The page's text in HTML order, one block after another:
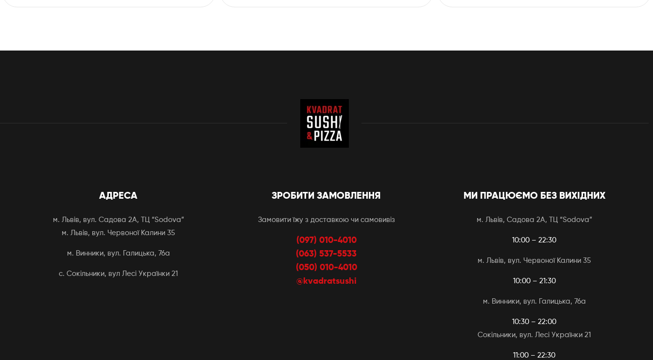
АДРЕСА
м. Львів, вул. Садова 2А, ТЦ “Sodova”
м. Львів, вул. Червоної Калини 35
м. Винники, вул. Галицька, 76а
с. Сокільники, вул Лесі Українки 21
ЗРОБИТИ ЗАМОВЛЕННЯ
Замовити їжу з доставкою чи самовивіз
(097) 010-4010
(063) 537-5533
(050) 010-4010
@kvadratsushi
МИ ПРАЦЮЄМО БЕЗ ВИХІДНИХ
м. Львів, Садова 2А, ТЦ “Sodova”
10:00 – 22:30
м. Львів, вул. Червоної Калини 35
10:00 – 21:30
м. Винники, вул. Галицька, 76а
10:30 – 22:00
Сокільники, вул. Лесі Українки 21
11:00 – 22:30